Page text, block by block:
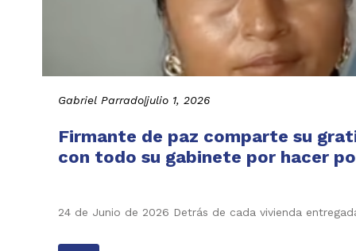
Gabriel Parrado|julio 1, 2026
Firmante de paz comparte su
con todo su gabinete por hacer
24 de Junio de 2026 Detrás de cada vivienda